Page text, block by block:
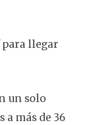
para llegar
un solo
más de 36